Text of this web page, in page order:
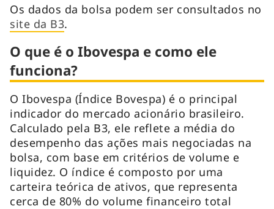
Os dados da bolsa podem ser consultados no
site da B3.
O que é o Ibovespa e como ele
funciona?
O Ibovespa (Índice Bovespa) é o principal
indicador do mercado acionário brasileiro.
Calculado pela B3, ele reflete a média do
desempenho das ações mais negociadas na
bolsa, com base em critérios de volume e
liquidez. O índice é composto por uma
carteira teórica de ativos, que representa
cerca de 80% do volume financeiro total